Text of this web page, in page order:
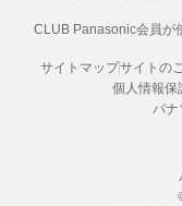
CLUB Panasonic会員が
サイトマップサイトの
個人情報保
パナ